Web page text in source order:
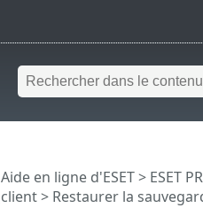
Aide en ligne d'ESET> ESET
client> Restaurer la